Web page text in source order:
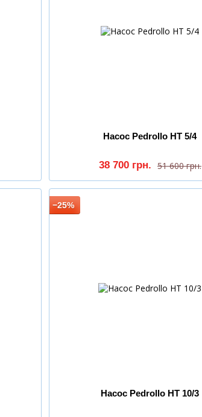
Насос Pedrollo HT 5/4
51 600 грн.
38 700 грн.
−25%
Насос Pedrollo HT 10/3